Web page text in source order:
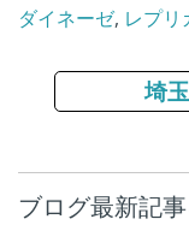
ダイネーゼ, レプリ
埼
ブログ最新記